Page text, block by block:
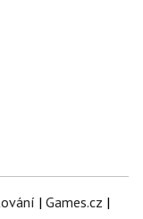
| Games.cz |